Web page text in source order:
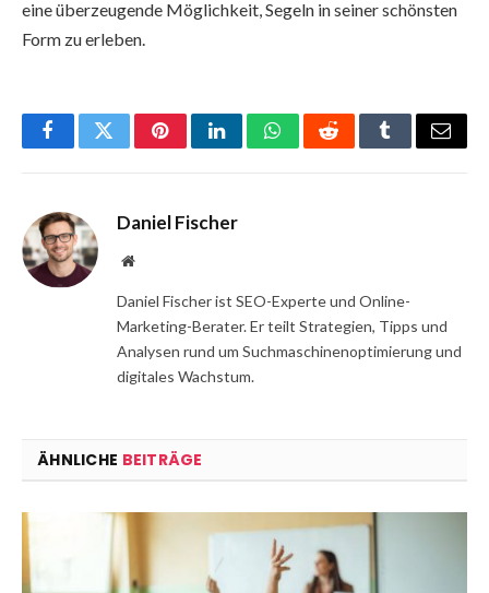
eine überzeugende Möglichkeit, Segeln in seiner schönsten
Form zu erleben.
FacebookTwitterPinterestLinkedInWhatsAppRedditTumblrEmail
Daniel Fischer
Website
Daniel Fischer ist SEO-Experte und Online-
Marketing-Berater. Er teilt Strategien, Tipps und
Analysen rund um Suchmaschinenoptimierung und
digitales Wachstum.
ÄHNLICHE BEITRÄGE